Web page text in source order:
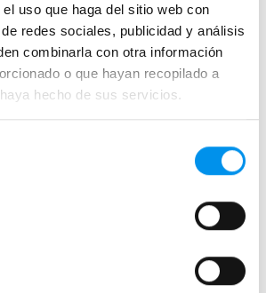
uso que haga del sitio web con
redes sociales, publicidad y análisis
combinarla con otra información
o que hayan recopilado a
hecho de sus servicios.
medidas Disponible en varias medidas
Ver opciones›